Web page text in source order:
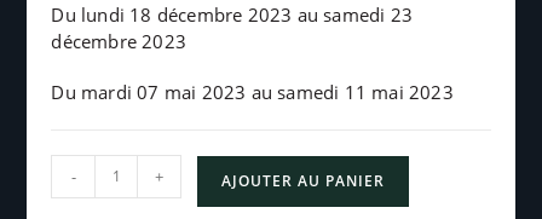
Du lundi 18 décembre 2023 au samedi 23
décembre 2023
Du mardi 07 mai 2023 au samedi 11 mai 2023
- + AJOUTER AU PANIER